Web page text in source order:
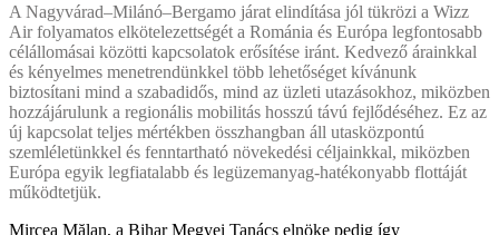
A Nagyvárad–Milánó–Bergamo járat elindítása jól tükrözi a Wizz
Air folyamatos elkötelezettségét a Románia és Európa legfontosabb
célállomásai közötti kapcsolatok erősítése iránt. Kedvező árainkkal
és kényelmes menetrendünkkel több lehetőséget kívánunk
biztosítani mind a szabadidős, mind az üzleti utazásokhoz, miközben
hozzájárulunk a regionális mobilitás hosszú távú fejlődéséhez. Ez az
új kapcsolat teljes mértékben összhangban áll utasközpontú
szemléletünkkel és fenntartható növekedési céljainkkal, miközben
Európa egyik legfiatalabb és legüzemanyag-hatékonyabb flottáját
működtetjük.
Mircea Mălan, a Bihar Megyei Tanács elnöke pedig így